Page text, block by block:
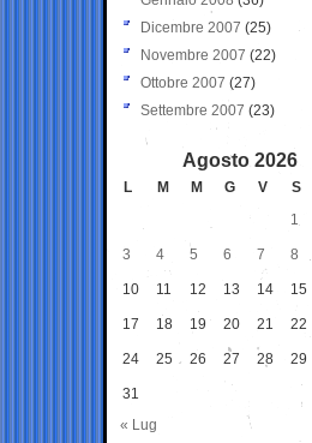
Dicembre 2007 (25)
Novembre 2007 (22)
Ottobre 2007 (27)
Settembre 2007 (23)
Agosto 2026
L M M G V S
1
3 4 5 6 7 8
10 11 12 13 14 15
17 18 19 20 21 22
24 25 26 27 28 29
31
« Lug